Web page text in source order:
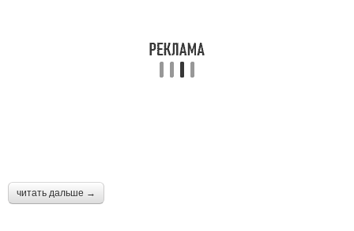
читать дальше →